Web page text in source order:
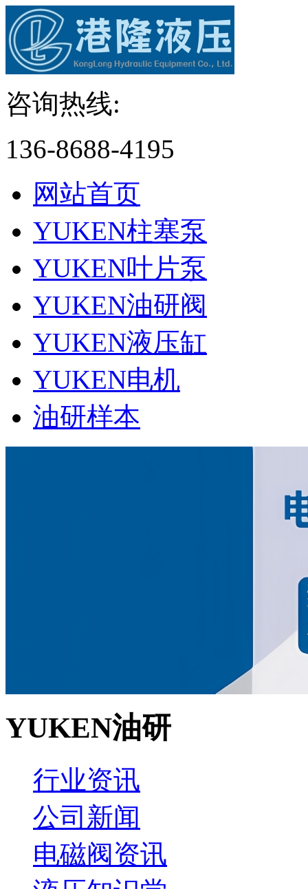
咨询热线:
136-8688-4195
网站首页
YUKEN柱塞泵
YUKEN叶片泵
YUKEN油研阀
YUKEN液压缸
YUKEN电机
油研样本
YUKEN油研
行业资讯
公司新闻
电磁阀资讯